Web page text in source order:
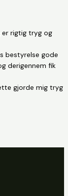
er rigtig tryg og
bestyrelse gode
derigennem fik
gjorde mig tryg